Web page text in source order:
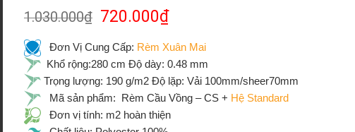
1.030.000₫ 720.000₫
Đơn Vị Cung Cấp: Rèm Xuân Mai
Khổ rộng:280 cm Độ dày: 0.48 mm
Trọng lượng: 190 g/m2 Độ lặp: Vải 100mm/sheer70mm
Mã sản phẩm: Rèm Cầu Vồng – CS + Hệ Standard
Đơn vị tính: m2 hoàn thiện